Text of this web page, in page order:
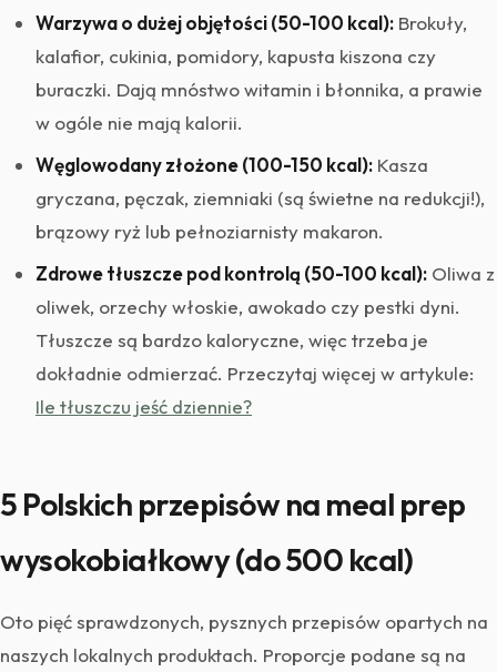
Warzywa o dużej objętości (50-100 kcal): Brokuły,
kalafior, cukinia, pomidory, kapusta kiszona czy
buraczki. Dają mnóstwo witamin i błonnika, a prawie
w ogóle nie mają kalorii.
Węglowodany złożone (100-150 kcal): Kasza
gryczana, pęczak, ziemniaki (są świetne na redukcji!),
brązowy ryż lub pełnoziarnisty makaron.
Zdrowe tłuszcze pod kontrolą (50-100 kcal): Oliwa z
oliwek, orzechy włoskie, awokado czy pestki dyni.
Tłuszcze są bardzo kaloryczne, więc trzeba je
dokładnie odmierzać. Przeczytaj więcej w artykule:
Ile tłuszczu jeść dziennie?
5 Polskich przepisów na meal prep
wysokobiałkowy (do 500 kcal)
Oto pięć sprawdzonych, pysznych przepisów opartych na
naszych lokalnych produktach. Proporcje podane są na